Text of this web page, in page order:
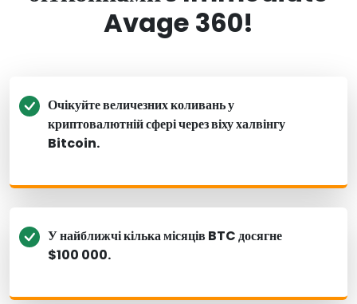
Avage 360!
Очікуйте величезних коливань у
криптовалютній сфері через віху халвінгу
Bitcoin.
У найближчі кілька місяців BTC досягне
$100 000.